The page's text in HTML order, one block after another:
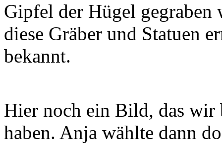
Gipfel der Hügel gegraben
diese Gräber und Statuen
bekannt.
Hier noch ein Bild, das wir
haben. Anja wählte dann